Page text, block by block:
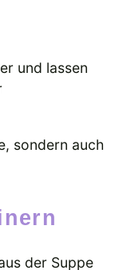
und lassen
sondern auch
der Suppe